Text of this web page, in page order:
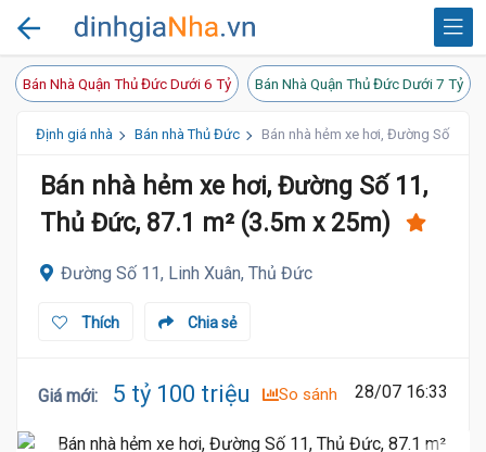
Bán Nhà Quận Thủ Đức Dưới 6 Tỷ Bán Nhà Quận Thủ Đức Dưới 7 Tỷ
Định giá nhà Bán nhà Thủ Đức Bán nhà hẻm xe hơi, Đường Số 11,
Bán nhà hẻm xe hơi, Đường Số 11,
Thủ Đức, 87.1 m² (3.5m x 25m)
Đường Số 11, Linh Xuân, Thủ Đức
Chia sẻ
Thích
Giá mới: 5 tỷ 100 triệu So sánh 28/07 16:33